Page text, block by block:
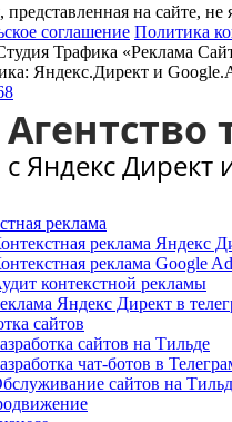
на сайте, не
соглашение Политика
Трафика «Реклама
Яндекс.Директ и
реклама
реклама Яндекс
реклама Google
контекстной рекламы
Яндекс Директ в
сайтов
сайтов на Тильде
чат-ботов в
сайтов на